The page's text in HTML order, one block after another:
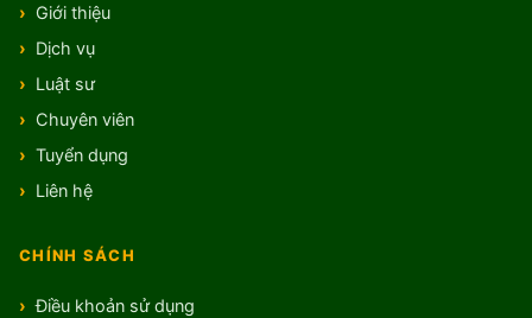
Giới thiệu
Dịch vụ
Luật sư
Chuyên viên
Tuyển dụng
Liên hệ
CHÍNH SÁCH
Điều khoản sử dụng